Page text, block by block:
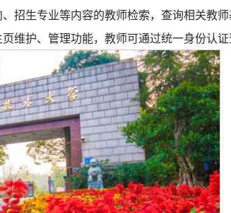
招生专业等内容的教师检索，查询相关教师
护、管理功能，教师可通过统一身份认